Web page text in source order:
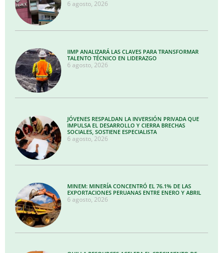
6 agosto, 2026
IIMP ANALIZARÁ LAS CLAVES PARA TRANSFORMAR
TALENTO TÉCNICO EN LIDERAZGO
6 agosto, 2026
JÓVENES RESPALDAN LA INVERSIÓN PRIVADA QUE
IMPULSA EL DESARROLLO Y CIERRA BRECHAS
SOCIALES, SOSTIENE ESPECIALISTA
6 agosto, 2026
MINEM: MINERÍA CONCENTRÓ EL 76.1% DE LAS
EXPORTACIONES PERUANAS ENTRE ENERO Y ABRIL
6 agosto, 2026